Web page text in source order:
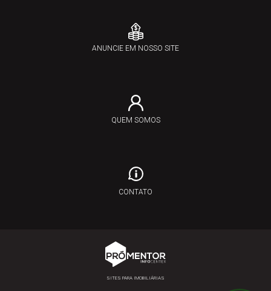
ANUNCIE EM NOSSO SITE
QUEM SOMOS
CONTATO
SITES PARA IMOBILIÁRIAS